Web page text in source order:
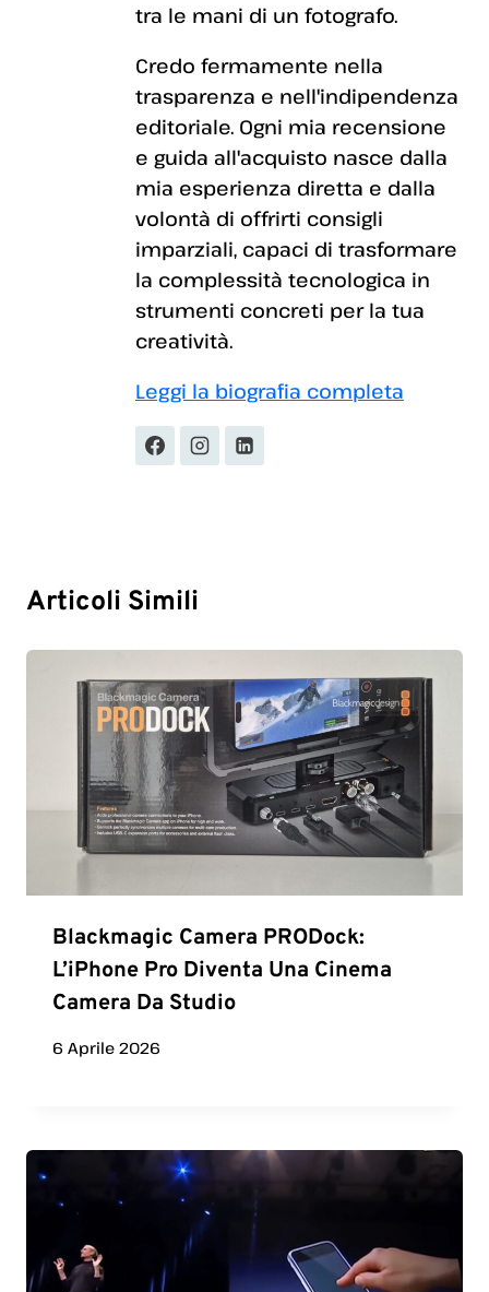
tra le mani di un fotografo.
Credo fermamente nella
trasparenza e nell'indipendenza
editoriale. Ogni mia recensione
e guida all'acquisto nasce dalla
mia esperienza diretta e dalla
volontà di offrirti consigli
imparziali, capaci di trasformare
la complessità tecnologica in
strumenti concreti per la tua
creatività.
Leggi la biografia completa
Articoli Simili
Blackmagic Camera PRODock:
L’iPhone Pro Diventa Una Cinema
Camera Da Studio
6 Aprile 2026